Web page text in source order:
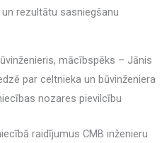
rezultātu sasniegšanu
mācībspēks – Jānis
par celtnieka un būvinženiera
nozares pievilcību
raidījumus CMB inženieru